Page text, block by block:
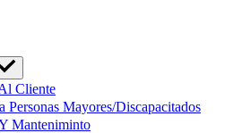
Cliente
Personas Mayores/Discapacitados
Manteniminto